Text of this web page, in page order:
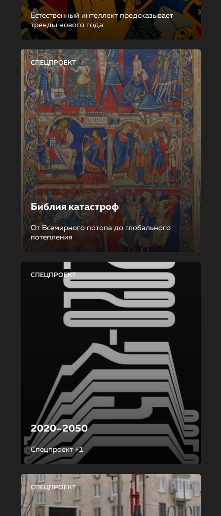
Естественный интеллект предсказывает
тренды нового года
СПЕЦПРОЕКТ
Библия катастроф
От Всемирного потопа до глобального
потепления
СПЕЦПРОЕКТ
2020–2050
Спецпроект +1
СПЕЦПРОЕКТ